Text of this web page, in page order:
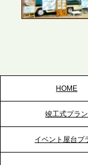
2026.5.22
2026.5.20
プレスリリ
HOME
竣工式プラン
イベント屋台プ